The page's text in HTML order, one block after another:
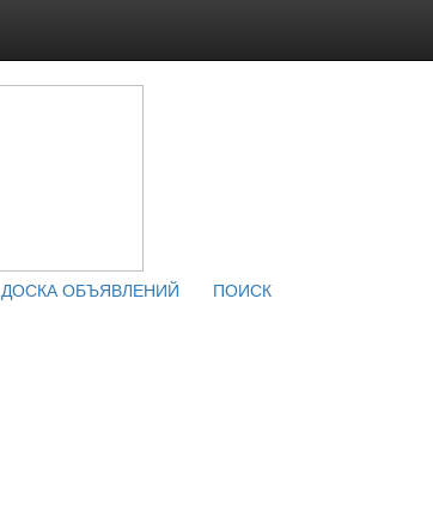
ДОСКА ОБЪЯВЛЕНИЙ
ПОИСК